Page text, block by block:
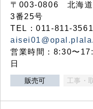
〒003-0806 北海道
3番25号
TEL：011-811-
営業時間：8:30〜
日
販売可 工事・